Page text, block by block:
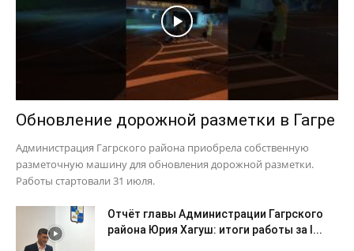
Обновление дорожной разметки в Гагре
Администрация Гагрского района приобрела собственную
разметочную машину для обновления дорожной разметки.
Работы стартовали 31 июля.
Отчёт главы Администрации Гагрского
района Юрия Хагуш: итоги работы за I...